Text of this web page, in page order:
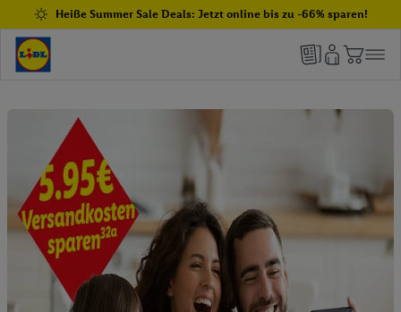
Heiße Summer Sale Deals: Jetzt online bis zu -66% sparen!